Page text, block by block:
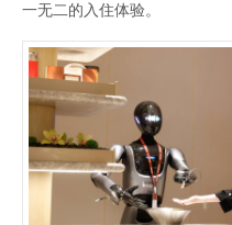
一无二的入住体验。